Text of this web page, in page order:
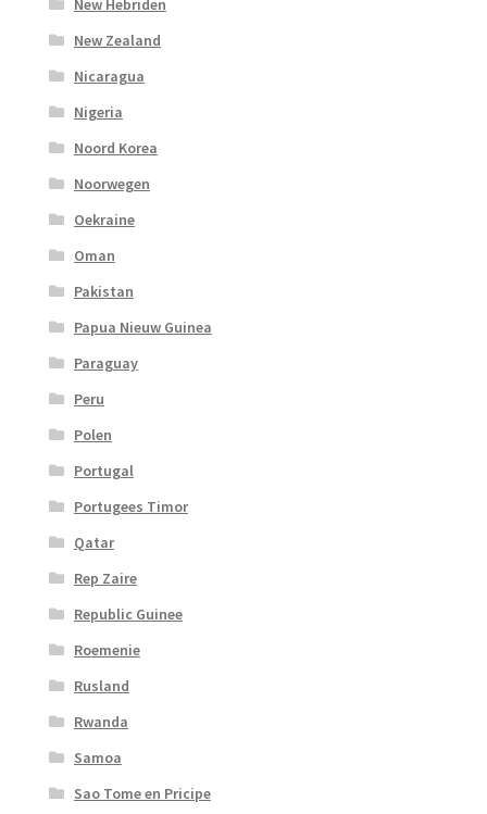
New Hebriden
New Zealand
Nicaragua
Nigeria
Noord Korea
Noorwegen
Oekraine
Oman
Pakistan
Papua Nieuw Guinea
Paraguay
Peru
Polen
Portugal
Portugees Timor
Qatar
Rep Zaire
Republic Guinee
Roemenie
Rusland
Rwanda
Samoa
Sao Tome en Pricipe